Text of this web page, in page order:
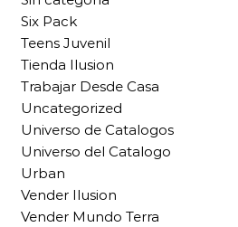
Six Pack
Teens Juvenil
Tienda Ilusion
Trabajar Desde Casa
Uncategorized
Universo de Catalogos
Universo del Catalogo
Urban
Vender Ilusion
Vender Mundo Terra